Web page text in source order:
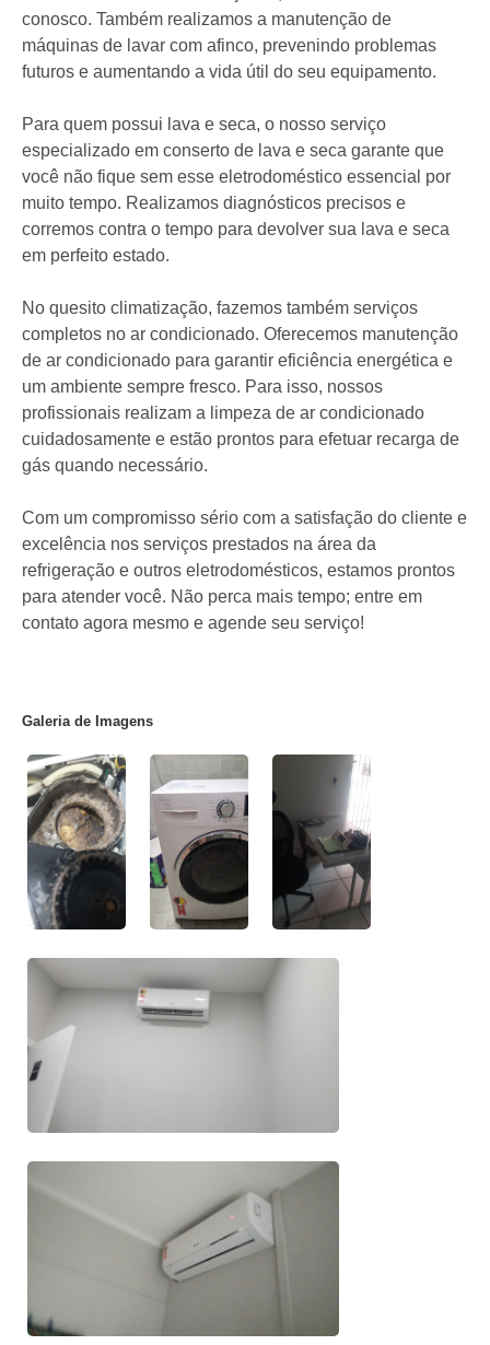
conosco. Também realizamos a manutenção de
máquinas de lavar com afinco, prevenindo problemas
futuros e aumentando a vida útil do seu equipamento.
Para quem possui lava e seca, o nosso serviço
especializado em conserto de lava e seca garante que
você não fique sem esse eletrodoméstico essencial por
muito tempo. Realizamos diagnósticos precisos e
corremos contra o tempo para devolver sua lava e seca
em perfeito estado.
No quesito climatização, fazemos também serviços
completos no ar condicionado. Oferecemos manutenção
de ar condicionado para garantir eficiência energética e
um ambiente sempre fresco. Para isso, nossos
profissionais realizam a limpeza de ar condicionado
cuidadosamente e estão prontos para efetuar recarga de
gás quando necessário.
Com um compromisso sério com a satisfação do cliente e
excelência nos serviços prestados na área da
refrigeração e outros eletrodomésticos, estamos prontos
para atender você. Não perca mais tempo; entre em
contato agora mesmo e agende seu serviço!
Galeria de Imagens